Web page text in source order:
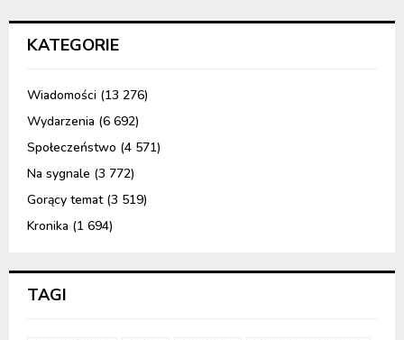
KATEGORIE
Wiadomości (13 276)
Wydarzenia (6 692)
Społeczeństwo (4 571)
Na sygnale (3 772)
Gorący temat(3 519)
Kronika (1 694)
TAGI